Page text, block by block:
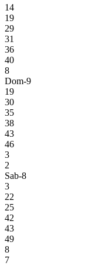
14
19
29
31
36
40
8
Dom-9
19
30
35
38
43
46
3
2
Sab-8
3
22
25
42
43
49
8
7